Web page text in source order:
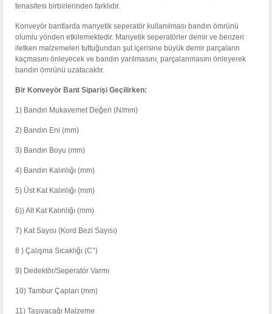
tenasitesi birbirlerinden farklıdır.
Konveyör bantlarda manyetik seperatör kullanılması bandın ömrünü
olumlu yönden etkilemektedir. Manyetik seperatörler demir ve benzeri
iletken malzemeleri tuttuğundan şut içerisine büyük demir parçaların
kaçmasını önleyecek ve bandın yarılmasını, parçalanmasını önleyerek
bandın ömrünü uzatacaktır.
Bir Konveyör Bant Siparişi Geçilirken:
1) Bandın Mukavemet Değeri (N/mm)
2) Bandın Eni (mm)
3) Bandın Boyu (mm)
4) Bandın Kalınlığı (mm)
5) Üst Kat Kalınlığı (mm)
6)) Alt Kat Kalınlığı (mm)
7) Kat Sayısı (Kord Bezi Sayısı)
8 ) Çalışma Sıcaklığı (C°)
9) Dedektör/Seperatör Varmı
10) Tambur Çapları (mm)
11) Taşıyacağı Malzeme